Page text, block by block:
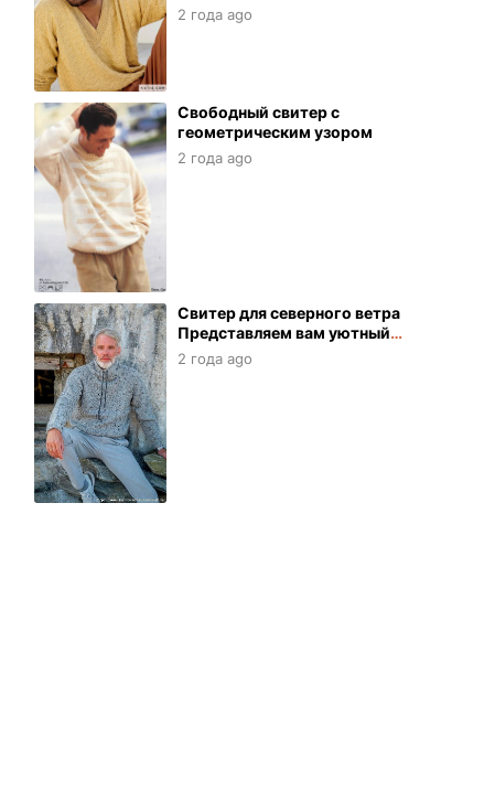
2 года ago
Свободный свитер с
геометрическим узором
2 года ago
Свитер для северного ветра
Представляем вам уютный
свитер, который словно
обнимает вас теплом и
2 года ago